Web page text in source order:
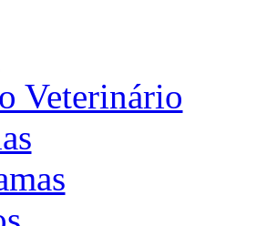
Veterinário